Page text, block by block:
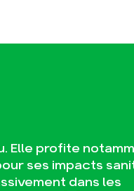
Elle profite
ses impacts
dans les